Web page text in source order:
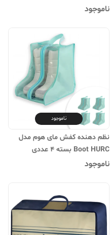
ناموجود
ناموجود
نظم دهنده کفش مای هوم مدل
Boot HURC بسته 4 عددی
ناموجود